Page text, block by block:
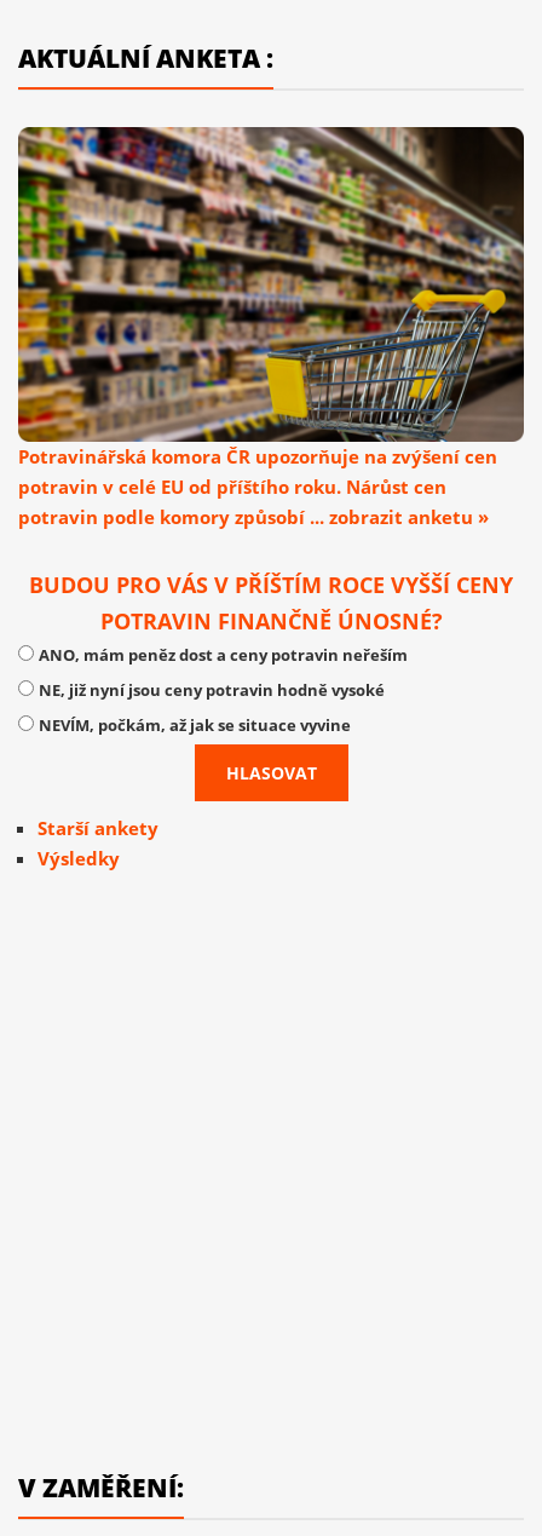
AKTUÁLNÍ ANKETA :
Potravinářská komora ČR upozorňuje na zvýšení cen
potravin v celé EU od příštího roku. Nárůst cen
potravin podle komory způsobí ... zobrazit anketu »
BUDOU PRO VÁS V PŘÍŠTÍM ROCE VYŠŠÍ CENY
POTRAVIN FINANČNĚ ÚNOSNÉ?
ANO, mám peněz dost a ceny potravin neřeším
NE, již nyní jsou ceny potravin hodně vysoké
NEVÍM, počkám, až jak se situace vyvine
Starší ankety
Výsledky
V ZAMĚŘENÍ: